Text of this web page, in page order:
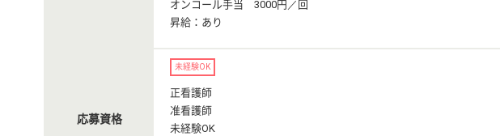
オンコール手当 3000円／回
昇給：あり
応募資格
未経験OK
正看護師
准看護師
未経験OK